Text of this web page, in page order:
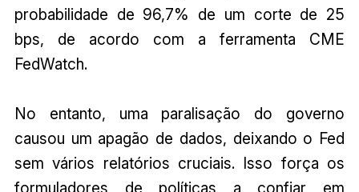
probabilidade de 96,7% de um corte de 25
bps, de acordo com a ferramenta CME
FedWatch.
No entanto, uma paralisação do governo
causou um apagão de dados, deixando o Fed
sem vários relatórios cruciais. Isso força os
formuladores de políticas a confiar em